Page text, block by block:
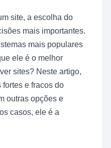
site, a escolha do
mais importantes.
mais populares
ele é o melhor
sites? Neste artigo,
e fracos do
outras opções e
casos, ele é a